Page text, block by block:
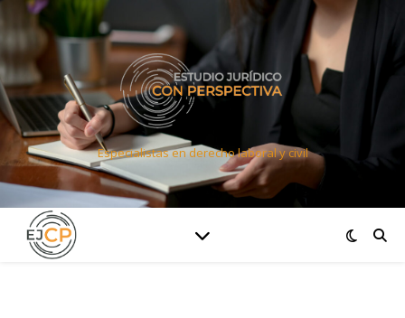
Especialistas en derecho laboral y civil